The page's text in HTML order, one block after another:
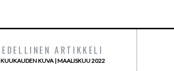
EDELLINEN ARTIKKELI
KUUKAUDEN KUVA | MAALISKUU 2022